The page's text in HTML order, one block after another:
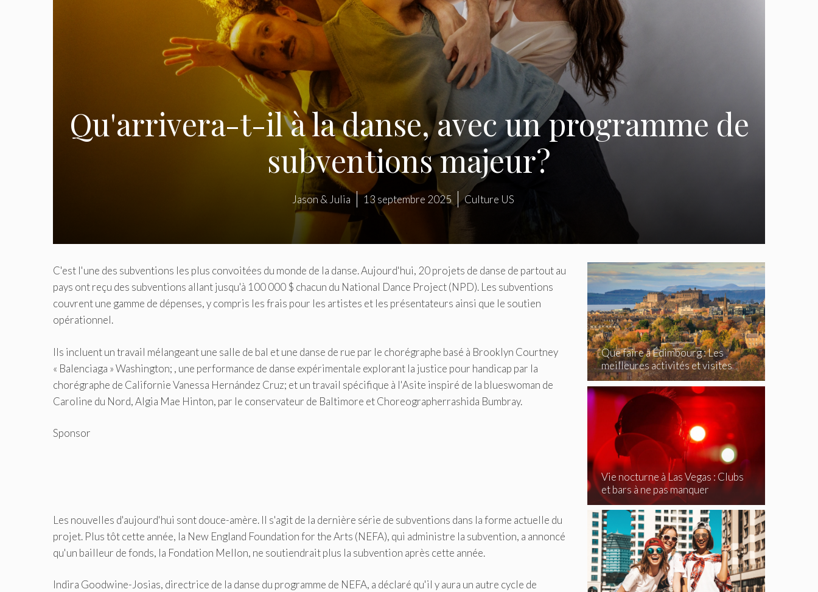
Qu'arrivera-t-il à la danse, avec un programme de
subventions majeur?
Jason & Julia 13 septembre 2025 Culture US
C'est l'une des subventions les plus convoitées du monde de la danse. Aujourd'hui, 20 projets de danse de partout au
pays ont reçu des subventions allant jusqu'à 100 000 $ chacun du National Dance Project (NPD). Les subventions
couvrent une gamme de dépenses, y compris les frais pour les artistes et les présentateurs ainsi que le soutien
opérationnel.
Ils incluent un travail mélangeant une salle de bal et une danse de rue par le chorégraphe basé à Brooklyn Courtney
« Balenciaga » Washington; , une performance de danse expérimentale explorant la justice pour handicap par la
chorégraphe de Californie Vanessa Hernández Cruz; et un travail spécifique à l'Asite inspiré de la blueswoman de
Caroline du Nord, Algia Mae Hinton, par le conservateur de Baltimore et Choreographerrashida Bumbray.
Sponsor
Les nouvelles d'aujourd'hui sont douce-amère. Il s'agit de la dernière série de subventions dans la forme actuelle du
projet. Plus tôt cette année, la New England Foundation for the Arts (NEFA), qui administre la subvention, a annoncé
qu'un bailleur de fonds, la Fondation Mellon, ne soutiendrait plus la subvention après cette année.
Indira Goodwine-Josias, directrice de la danse du programme de NEFA, a déclaré qu'il y aura un autre cycle de
Que faire à Édimbourg : Les
meilleures activités et visites
incontournables
Vie nocturne à Las Vegas : Clubs
et bars à ne pas manquer